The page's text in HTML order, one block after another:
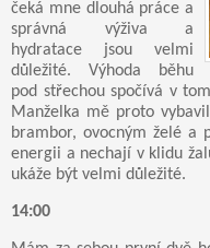
čeká mne dlouhá práce a
správná výživa a
hydratace jsou velmi
důležité. Výhoda běhu
pod střechou spočívá v
Manželka mě proto
brambor, ovocným želé a
energii a nechají v klidu
ukáže být velmi důležité.
14:00